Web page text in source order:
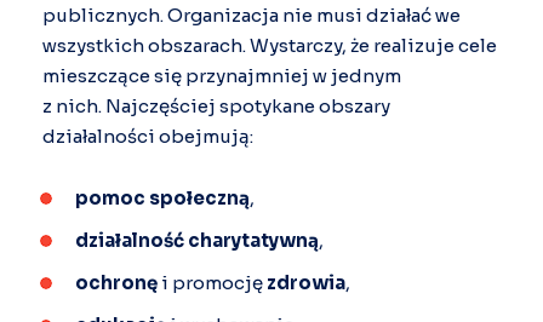
publicznych. Organizacja nie musi działać we
wszystkich obszarach. Wystarczy, że realizuje cele
mieszczące się przynajmniej w jednym
z nich. Najczęściej spotykane obszary
działalności obejmują:
pomoc społeczną,
działalność charytatywną,
ochronę i promocję zdrowia,